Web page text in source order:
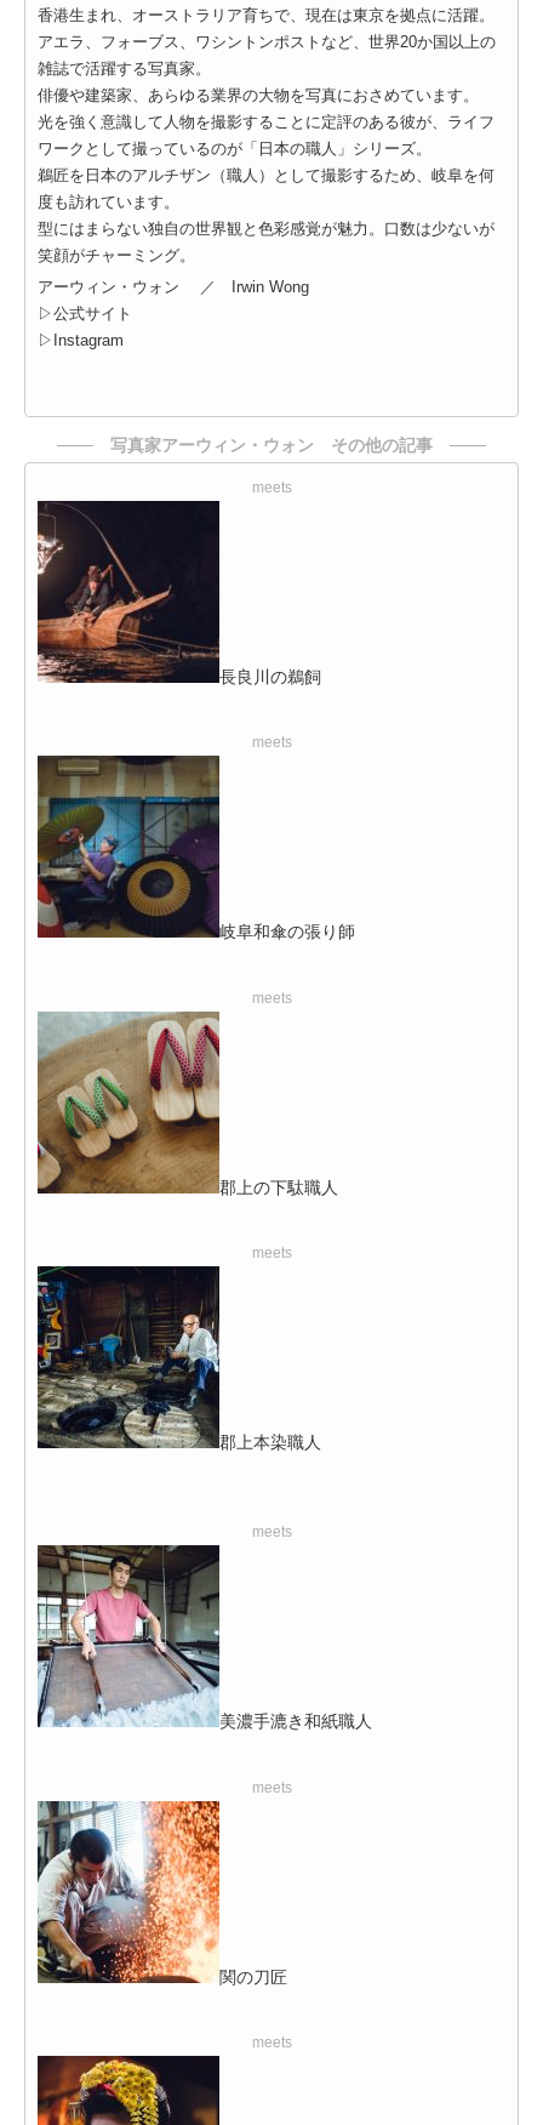
香港生まれ、オーストラリア育ちで、現在は東京を拠点に活躍。
アエラ、フォーブス、ワシントンポストなど、世界20か国以上の
雑誌で活躍する写真家。
俳優や建築家、あらゆる業界の大物を写真におさめています。
光を強く意識して人物を撮影することに定評のある彼が、ライフ
ワークとして撮っているのが「日本の職人」シリーズ。
鵜匠を日本のアルチザン（職人）として撮影するため、岐阜を何
度も訪れています。
型にはまらない独自の世界観と色彩感覚が魅力。口数は少ないが
笑顔がチャーミング。
アーウィン・ウォン ／ Irwin Wong
▷公式サイト
▷ Instagram
─── 写真家アーウィン・ウォン その他の記事 ───
meets
長良川の鵜飼
meets
岐阜和傘の張り師
meets
郡上の下駄職人
meets
郡上本染職人
meets
美濃手漉き和紙職人
meets
関の刀匠
meets